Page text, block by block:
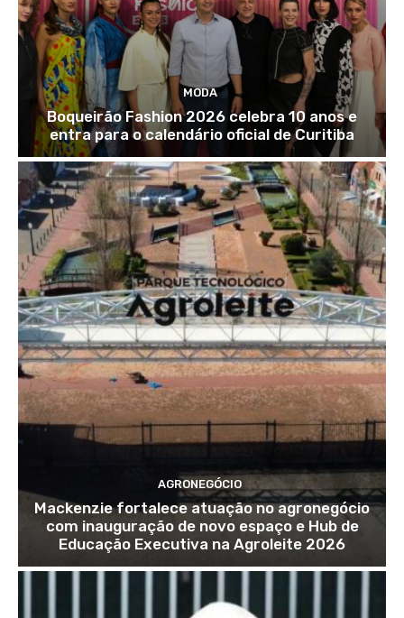
MODA
Boqueirão Fashion 2026 celebra 10 anos e
entra para o calendário oficial de Curitiba
AGRONEGÓCIO
Mackenzie fortalece atuação no agronegócio
com inauguração de novo espaço e Hub de
Educação Executiva na Agroleite 2026